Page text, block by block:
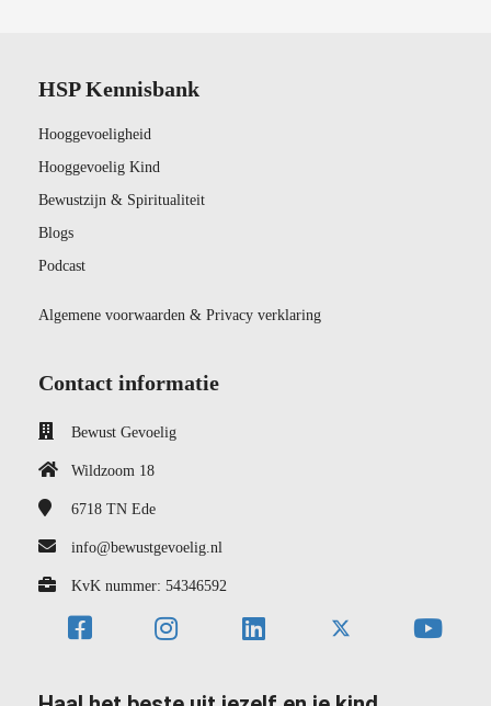
HSP Kennisbank
Hooggevoeligheid
Hooggevoelig Kind
Bewustzijn & Spiritualiteit
Blogs
Podcast
Algemene voorwaarden & Privacy verklaring
Contact informatie
Bewust Gevoelig
Wildzoom 18
6718 TN Ede
info@bewustgevoelig.nl
KvK nummer: 54346592